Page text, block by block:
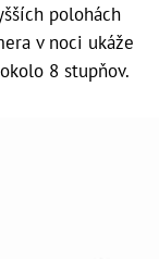
polohách
v noci ukáže
8 stupňov.